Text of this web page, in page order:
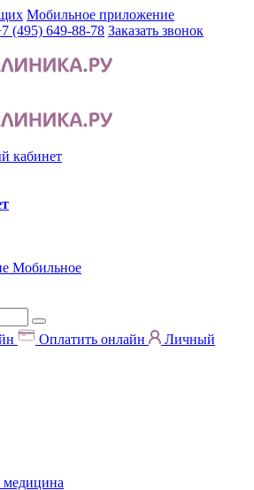
Мобильное приложение
(495) 649-88-78 Заказать звонок
кабинет
Мобильное
Оплатить онлайн
Личный
медицина